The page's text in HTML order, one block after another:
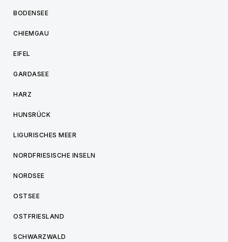
BODENSEE
CHIEMGAU
EIFEL
GARDASEE
HARZ
HUNSRÜCK
LIGURISCHES MEER
NORDFRIESISCHE INSELN
NORDSEE
OSTSEE
OSTFRIESLAND
SCHWARZWALD